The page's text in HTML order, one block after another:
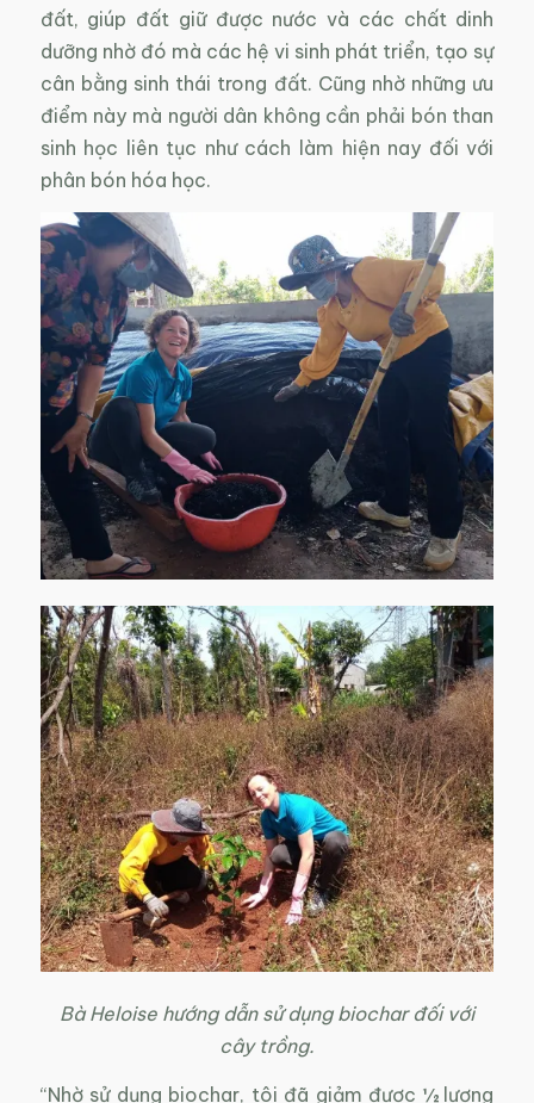
đất, giúp đất giữ được nước và các chất dinh
dưỡng nhờ đó mà các hệ vi sinh phát triển, tạo sự
cân bằng sinh thái trong đất. Cũng nhờ những ưu
điểm này mà người dân không cần phải bón than
sinh học liên tục như cách làm hiện nay đối với
phân bón hóa học.
Bà Heloise hướng dẫn sử dụng biochar đối với
cây trồng.
“Nhờ sử dụng biochar, tôi đã giảm được ½ lượng